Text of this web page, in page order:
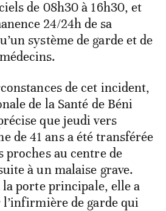
de 08h30 à 16h30, et
24/24h de sa
système de garde et de
de cet incident,
de la Santé de Béni
que jeudi vers
de 41 ans a été transférée
proches au centre de
à un malaise grave.
la porte principale, elle a
de garde qui